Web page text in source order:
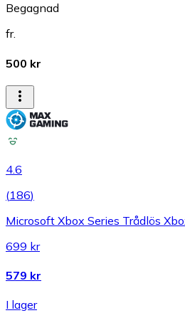
Begagnad
fr.
500 kr
4.6
(186)
Microsoft Xbox Series Trådlös
699 kr
579 kr
I lager